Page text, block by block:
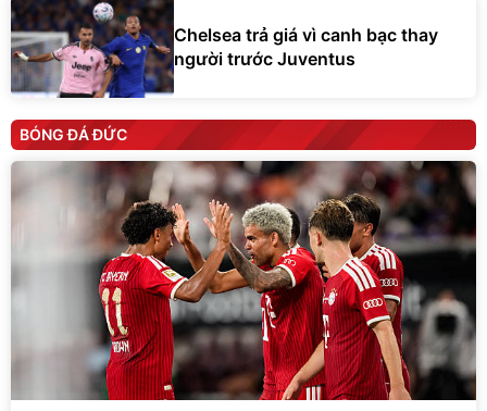
Chelsea trả giá vì canh bạc thay
người trước Juventus
BÓNG ĐÁ ĐỨC